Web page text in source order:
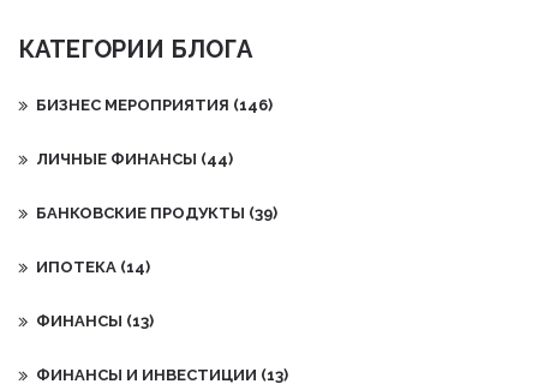
КАТЕГОРИИ БЛОГА
БИЗНЕС МЕРОПРИЯТИЯ (146)
ЛИЧНЫЕ ФИНАНСЫ (44)
БАНКОВСКИЕ ПРОДУКТЫ (39)
ИПОТЕКА (14)
ФИНАНСЫ (13)
ФИНАНСЫ И ИНВЕСТИЦИИ (13)